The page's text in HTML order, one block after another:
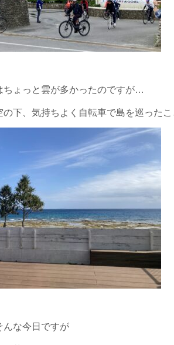
ちょっと雲が多かったのですが…
の下、気持ちよく自転車で島を巡った
んな今日ですが